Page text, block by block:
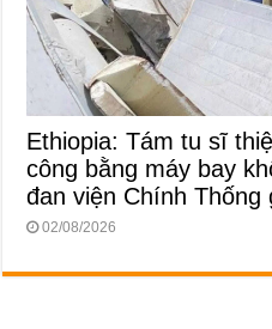
Ethiopia: Tám tu sĩ
công bằng máy bay
đan viện Chính Thống
02/08/2026